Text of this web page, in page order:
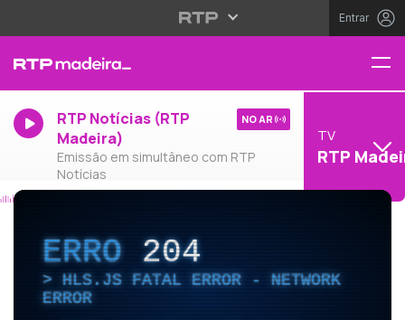
Entrar
RTP Notícias (RTP
Madeira)
Emissão em simultâneo com RTP
Notícias
NO AR
TV
RTP
ERRO204
HLS.JS FATAL ERROR - NETWORK
ERROR